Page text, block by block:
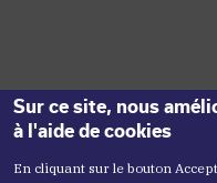
Sur ce site, nous
à l'aide de cookies
En cliquant sur le bouton